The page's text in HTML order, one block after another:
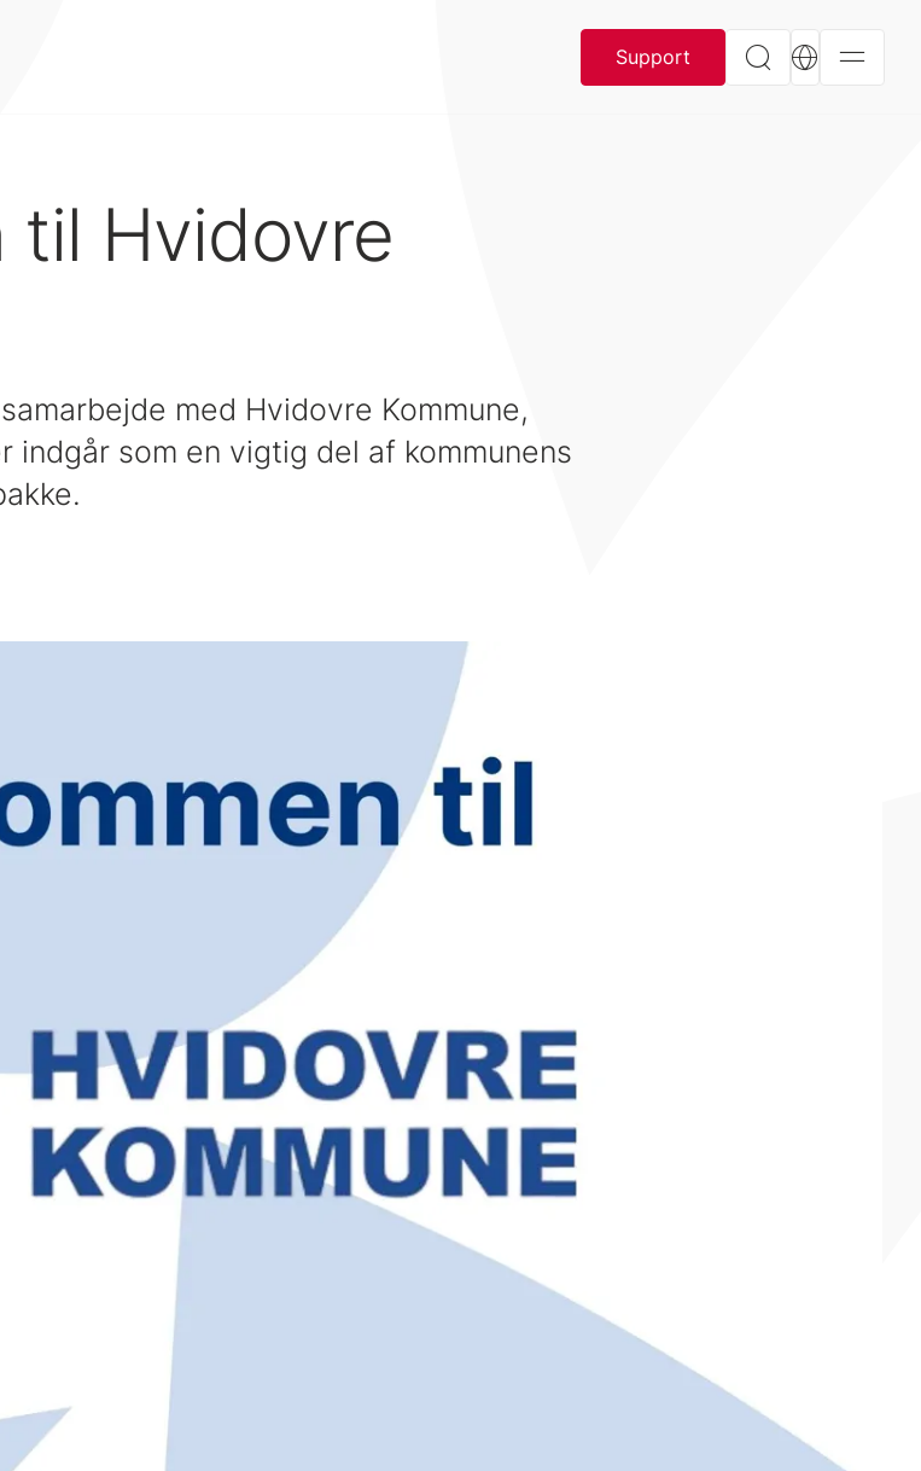
Support
til Hvidovre
med Hvidovre Kommune,
indgår som en vigtig del af kommunens